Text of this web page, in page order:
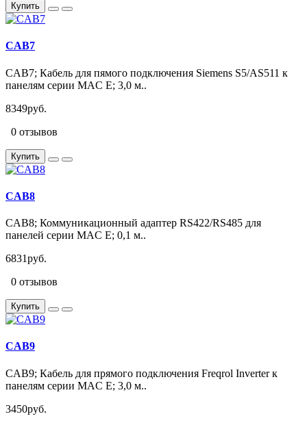
Купить
CAB7
CAB7; Кабель для пямого подключения Siemens S5/AS511 к
панелям серии MAC E; 3,0 м..
8349руб.
0 отзывов
Купить
CAB8
CAB8; Коммуникационный адаптер RS422/RS485 для
панелей серии MAC E; 0,1 м..
6831руб.
0 отзывов
Купить
CAB9
CAB9; Кабель для прямого подключения Freqrol Inverter к
панелям серии MAC E; 3,0 м..
3450руб.